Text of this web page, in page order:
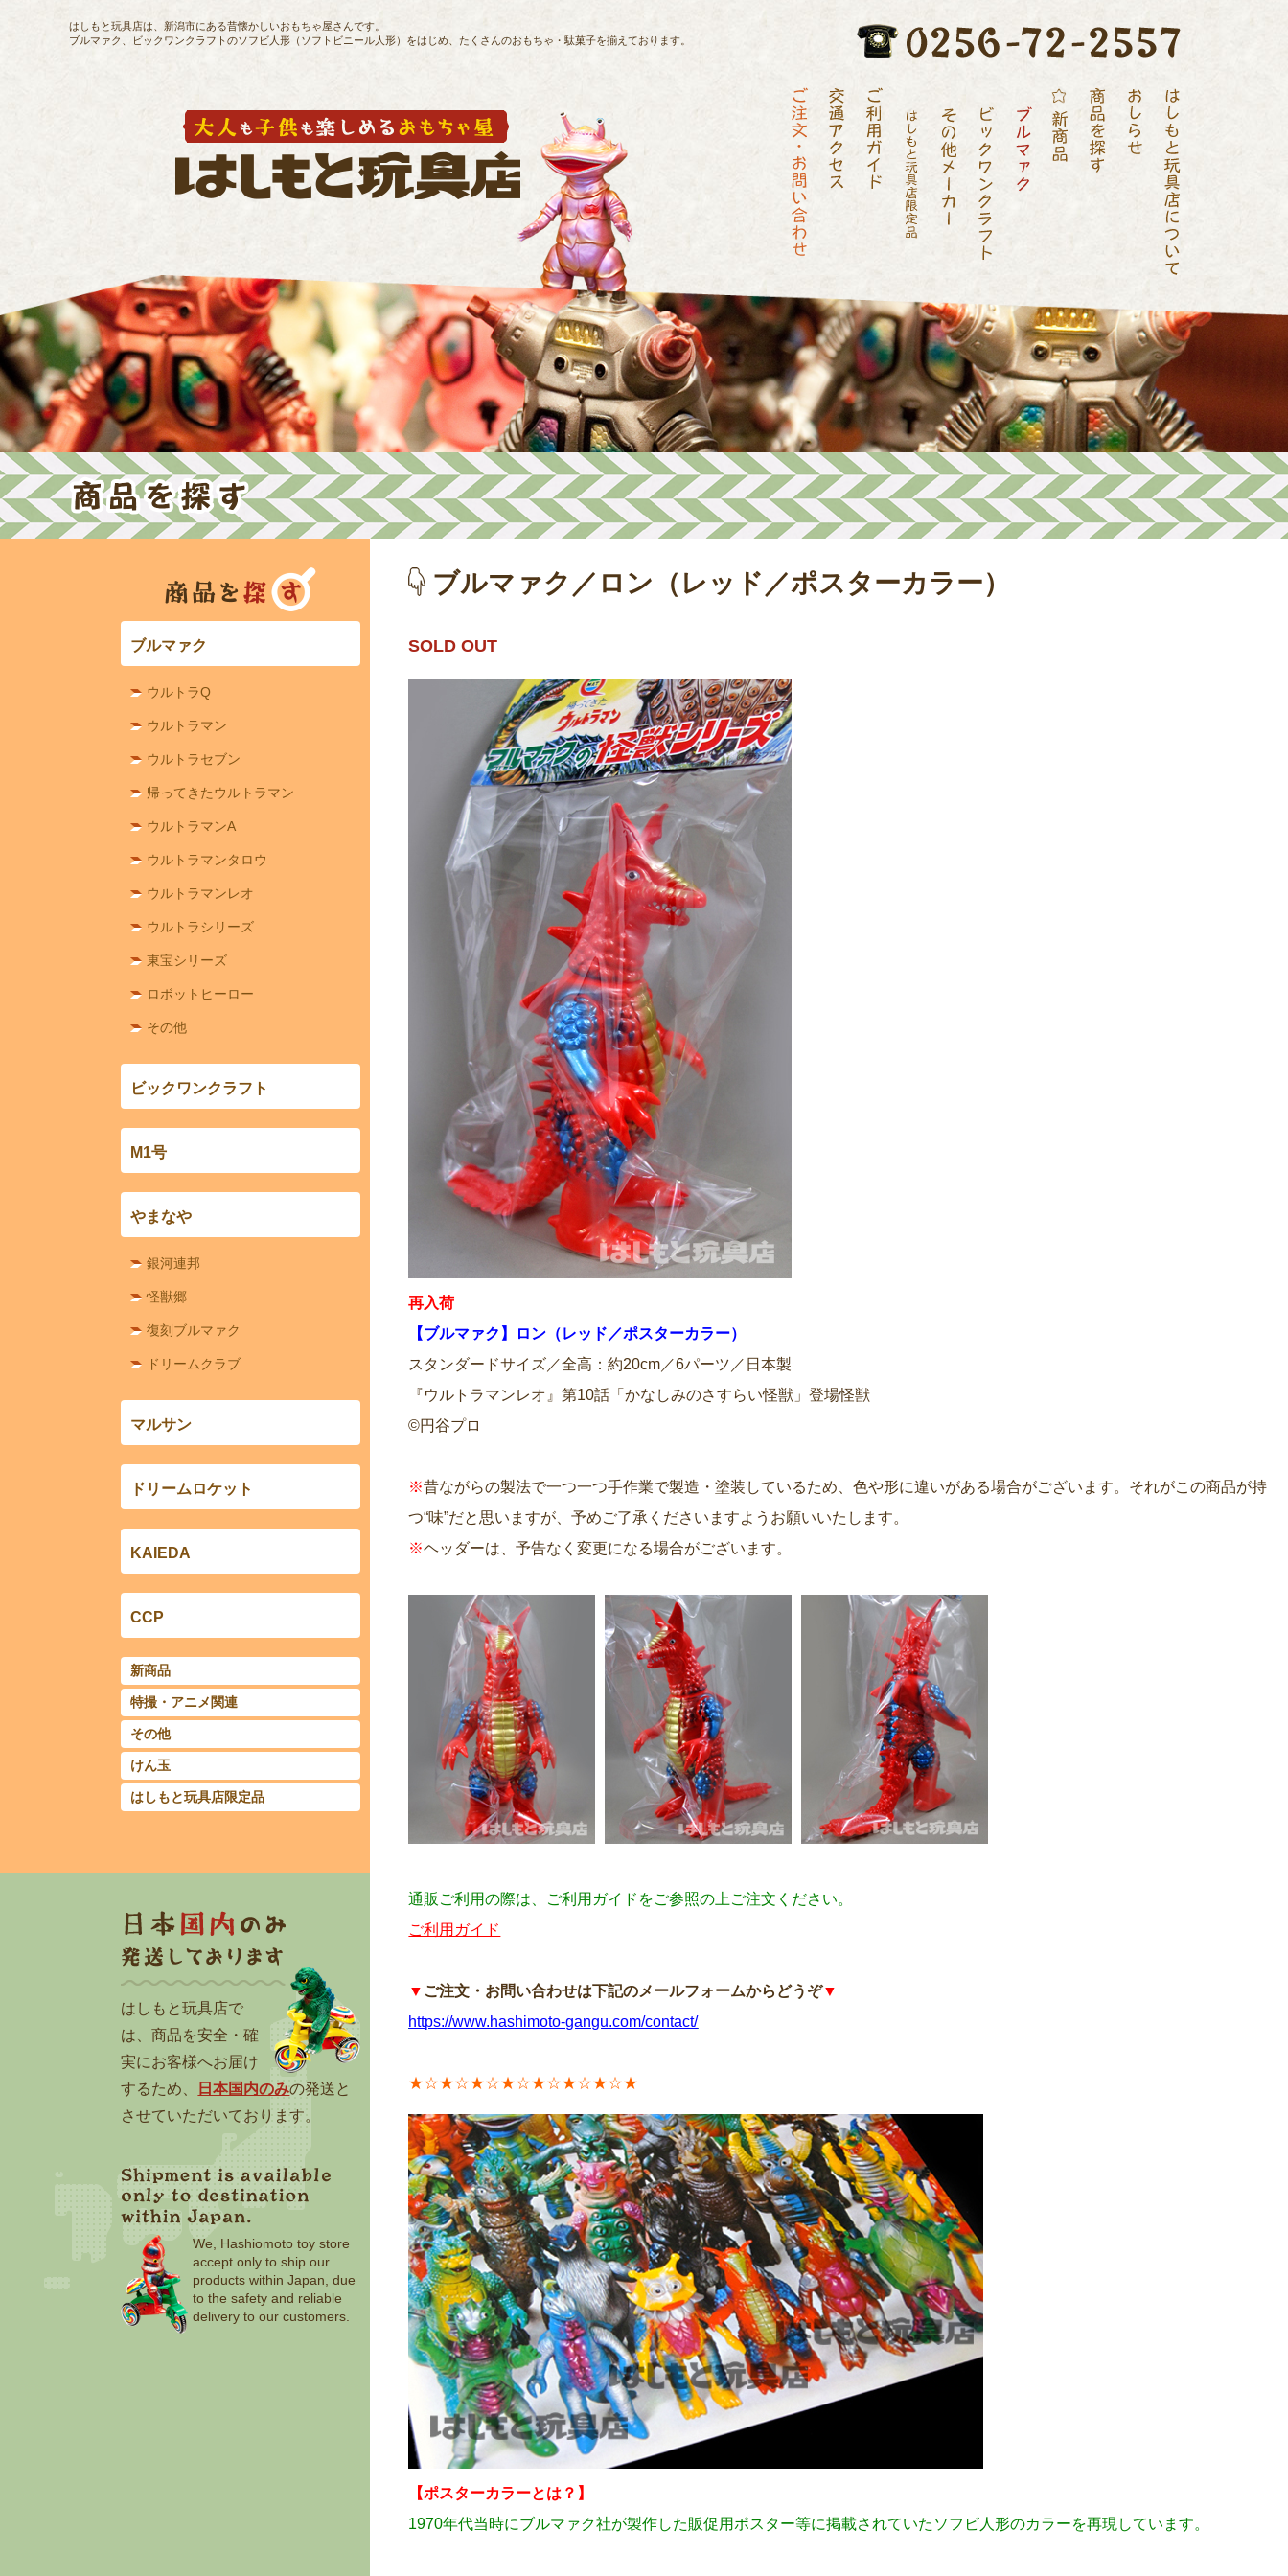
はしもと玩具店は、新潟市にある昔懐かしいおもちゃ屋さんです。
ブルマァク、ビックワンクラフトのソフビ人形（ソフトビニール人形）をはじめ、 たくさんのおもちゃ・駄菓子を揃えております。
ブルマァク／ロン（レッド／ポスターカラー）
SOLD OUT
再入荷
【ブルマァク】ロン（レッド／ポスターカラー）
スタンダードサイズ／全高：約20cm／6パーツ／日本製
『ウルトラマンレオ』第10話「かなしみのさすらい怪獣」登場怪獣
©円谷プロ
※昔ながらの製法で一つ一つ手作業で製造・塗装しているため、色や形に違いがある場合がございます。それがこの商品が持
つ“味”だと思いますが、予めご了承くださいますようお願いいたします。
※ヘッダーは、予告なく変更になる場合がございます。
通販ご利用の際は、ご利用ガイドをご参照の上ご注文ください。
ご利用ガイド
▼ ご注文・お問い合わせは下記のメールフォームからどうぞ▼
https://www.hashimoto-gangu.com/contact/
★☆★☆★☆★☆★☆★☆★☆★
【ポスターカラーとは？】
1970年代当時にブルマァク社が製作した販促用ポスター等に掲載されていたソフビ人形のカラーを再現しています。
ブルマァク
ウルトラQ
ウルトラマン
ウルトラセブン
帰ってきたウルトラマン
ウルトラマンA
ウルトラマンタロウ
ウルトラマンレオ
ウルトラシリーズ
東宝シリーズ
ロボットヒーロー
その他
ビックワンクラフト
M1号
やまなや
銀河連邦
怪獣郷
復刻ブルマァク
ドリームクラブ
マルサン
ドリームロケット
KAIEDA
CCP
新商品
特撮・アニメ関連
その他
けん玉
はしもと玩具店限定品
はしもと玩具店で
は、商品を安全・確
実にお客様へお届け
するため、
日本国内のみの発送と
させていただいております。
We, Hashiomoto toy store
accept only to ship our
products within Japan, due
to the safety and reliable
delivery to our customers.